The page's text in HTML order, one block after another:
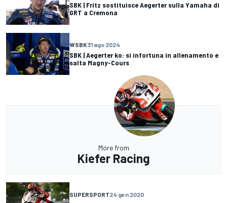
SBK | Fritz sostituisce Aegerter sulla Yamaha di
GRT a Cremona
WSBK31 ago 2024
SBK | Aegerter ko: si infortuna in allenamento e
salta Magny-Cours
More from
Kiefer Racing
SUPERSPORT24 gen 2020